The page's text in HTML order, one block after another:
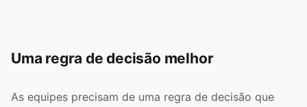
Uma regra de decisão melhor
As equipes precisam de uma regra de decisão que